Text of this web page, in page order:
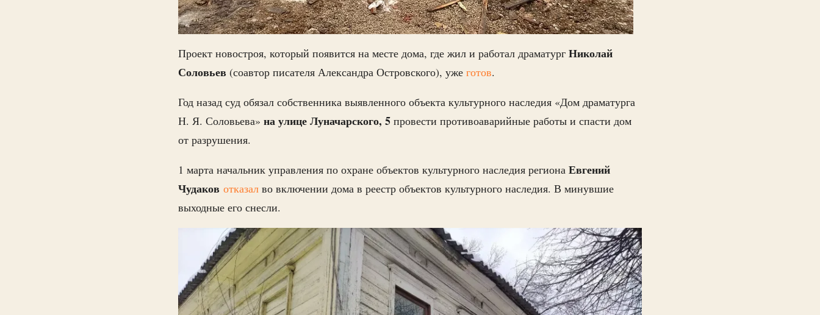
Проект новостроя, который появится на месте дома, где жил и работал драматург Николай
Соловьев (соавтор писателя Александра Островского), уже готов.
Год назад суд обязал собственника выявленного объекта культурного наследия «Дом драматурга
Н. Я. Соловьева» на улице Луначарского, 5 провести противоаварийные работы и спасти дом
от разрушения.
1 марта начальник управления по охране объектов культурного наследия региона Евгений
Чудаков отказал во включении дома в реестр объектов культурного наследия. В минувшие
выходные его снесли.